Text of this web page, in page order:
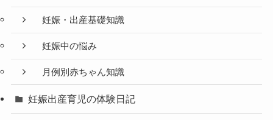
妊娠・出産基礎知識
妊娠中の悩み
月例別赤ちゃん知識
妊娠出産育児の体験日記